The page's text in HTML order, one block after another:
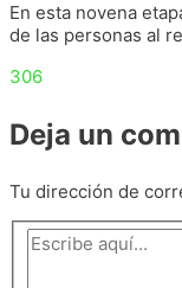
En esta novena
de las personas al
306
Deja un
Tu dirección de
Escribe